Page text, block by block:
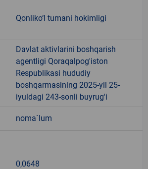
Qonliko‘l tumani hokimligi
Davlat aktivlarini boshqarish
agentligi Qoraqalpog'iston
Respublikasi hududiy
boshqarmasining 2025-yil 25-
iyuldagi 243-sonli buyrug'i
noma`lum
0,0648